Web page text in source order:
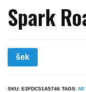
Spark
šek
SKU: E3FDC51A5746 TAGS: MI